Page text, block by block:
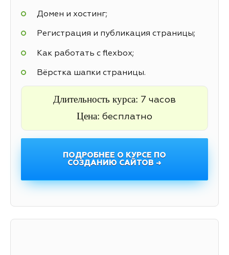
Домен и хостинг;
Регистрация и публикация страницы;
Как работать с flexbox;
Вёрстка шапки страницы.
Длительность курса: 7 часов
Цена: бесплатно
ПОДРОБНЕЕ О КУРСЕ ПО
СОЗДАНИЮ САЙТОВ →